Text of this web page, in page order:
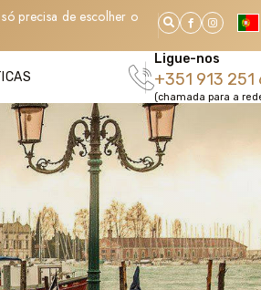
precisa de escolher o
Ligue-nos
+351 913 251
(chamada para a